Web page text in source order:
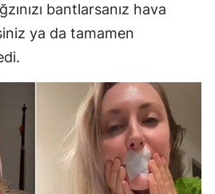
bantlarsanız hava
ya da tamamen